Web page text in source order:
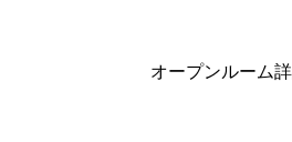
オープンルーム詳細